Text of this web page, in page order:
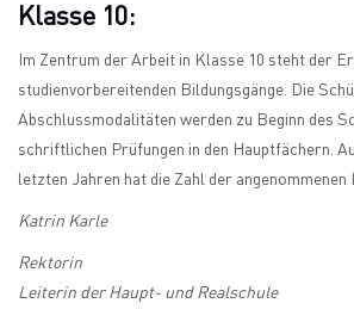
Klasse 10:
Im Zentrum der Arbeit in Klasse 10 steht der
studienvorbereitenden Bildungsgänge. Die
Abschlussmodalitäten werden zu Beginn des
schriftlichen Prüfungen in den Hauptfächern.
letzten Jahren hat die Zahl der
Katrin Karle
Rektorin
Leiterin der Haupt- und Realschule